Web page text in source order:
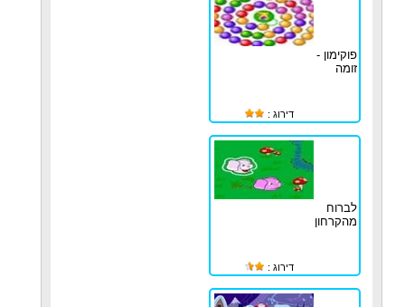
פוקימון -
זומה
דירוג :
לברוח
מהקרחון
דירוג :